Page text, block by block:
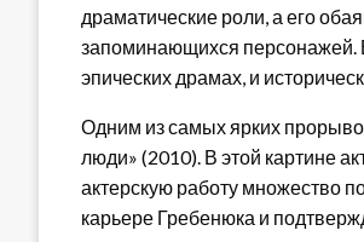
драматические роли, а его
запоминающихся персонажей.
эпических драмах, и
Одним из самых ярких
люди» (2010). В этой картине
актерскую работу множество
карьере Гребенюка и